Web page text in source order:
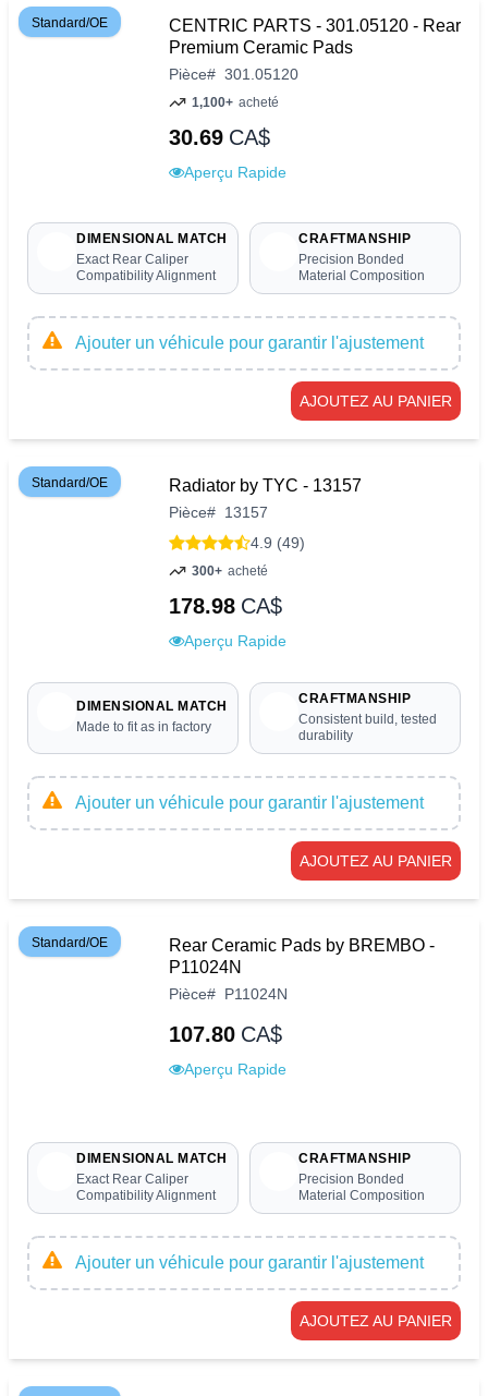
Standard/OE
CENTRIC PARTS - 301.05120 - Rear
Premium Ceramic Pads
Pièce# 301.05120
1,100+ acheté
30.69 CA$
Aperçu Rapide
DIMENSIONAL MATCH
Exact Rear Caliper
Compatibility Alignment
CRAFTMANSHIP
Precision Bonded
Material Composition
Ajouter un véhicule pour garantir l'ajustement
AJOUTEZ AU PANIER
Standard/OE Radiator by TYC - 13157
Pièce# 13157
4.9 (49)
300+ acheté
178.98 CA$
Aperçu Rapide
DIMENSIONAL MATCH
Made to fit as in factory
CRAFTMANSHIP
Consistent build, tested
durability
Ajouter un véhicule pour garantir l'ajustement
AJOUTEZ AU PANIER
Standard/OE
Rear Ceramic Pads by BREMBO -
P11024N
Pièce# P11024N
107.80 CA$
Aperçu Rapide
DIMENSIONAL MATCH
Exact Rear Caliper
Compatibility Alignment
CRAFTMANSHIP
Precision Bonded
Material Composition
Ajouter un véhicule pour garantir l'ajustement
AJOUTEZ AU PANIER